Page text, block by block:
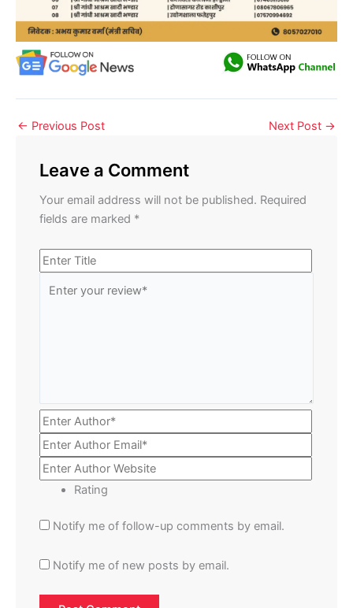
← Previous Post Next Post →
Leave a Comment
Your email address will not be published. Required
fields are marked *
Rating
Notify me of follow-up comments by email.
Notify me of new posts by email.